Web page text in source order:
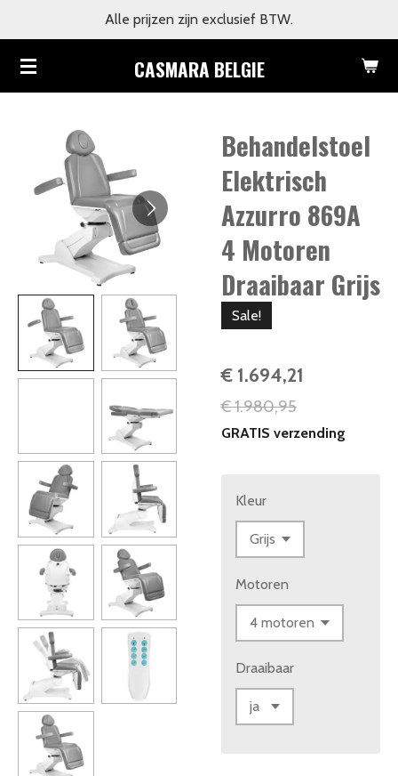
naar
de
CASMARA BELGIE
Alle prijzen zijn exclusief BTW.
Behandelstoel
Elektrisch
Azzurro 869A
4 Motoren
Draaibaar Grijs
Sale!
€ 1.694,21
€ 1.980,95
GRATIS verzending
Kleur
Motoren
Draaibaar